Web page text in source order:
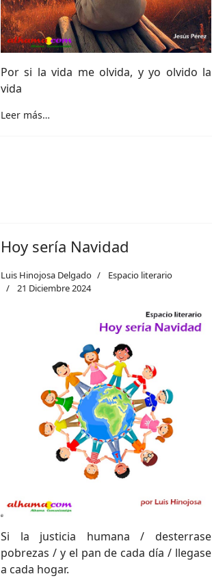
Por si la vida me olvida, y yo olvido la
vida
Leer más…
Hoy sería Navidad
Luis Hinojosa Delgado
Espacio literario
21 Diciembre 2024
Si la justicia humana / desterrase
pobrezas / y el pan de cada día / llegase
a cada hogar.